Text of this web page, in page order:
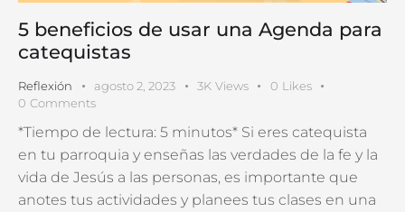
5 beneficios de usar una Agenda para
catequistas
Reflexión agosto 2, 2023 3K Views 0 Likes
0 Comments
*Tiempo de lectura: 5 minutos* Si eres catequista
en tu parroquia y enseñas las verdades de la fe y la
vida de Jesús a las personas, es importante que
anotes tus actividades y planees tus clases en una